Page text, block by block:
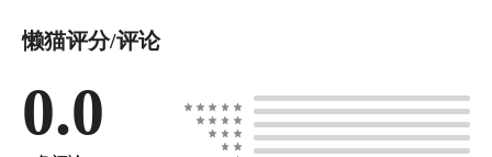
懒猫评分/评论
0.0